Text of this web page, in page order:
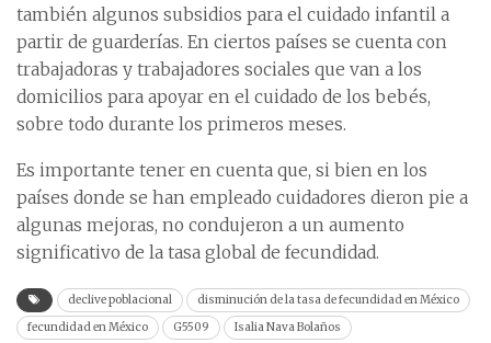
también algunos subsidios para el cuidado infantil a
partir de guarderías. En ciertos países se cuenta con
trabajadoras y trabajadores sociales que van a los
domicilios para apoyar en el cuidado de los bebés,
sobre todo durante los primeros meses.
Es importante tener en cuenta que, si bien en los
países donde se han empleado cuidadores dieron pie a
algunas mejoras, no condujeron a un aumento
significativo de la tasa global de fecundidad.
declive poblacional
disminución de la tasa de fecundidad en México
fecundidad en México
G5509
Isalia Nava Bolaños